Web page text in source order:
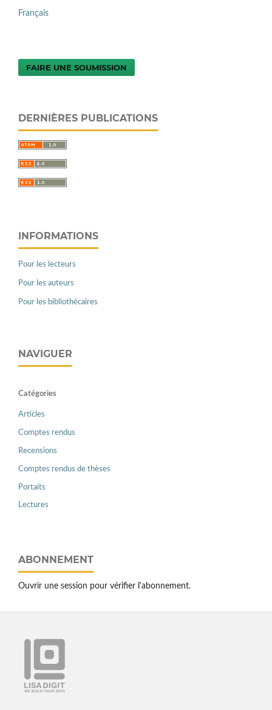
Français
FAIRE UNE SOUMISSION
DERNIÈRES PUBLICATIONS
INFORMATIONS
Pour les lecteurs
Pour les auteurs
Pour les bibliothécaires
NAVIGUER
Catégories
Articles
Comptes rendus
Recensions
Comptes rendus de thèses
Portaits
Lectures
ABONNEMENT
Ouvrir une session pour vérifier l'abonnement.